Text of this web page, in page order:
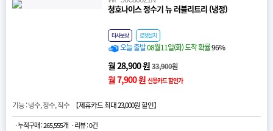
청호나이스 정수기 뉴 러블리트리 (냉정)
타사보상 로켓설치
오늘 출발08월11일(화) 도착 확률96%
월 28,900 원33,900원
월 7,900 원 신용카드 할인가
기능 : 냉수, 정수, 직수 【제휴카드 최대 23,000원 할인】
· 누적구매 : 265,555개 · 리뷰 : 0건